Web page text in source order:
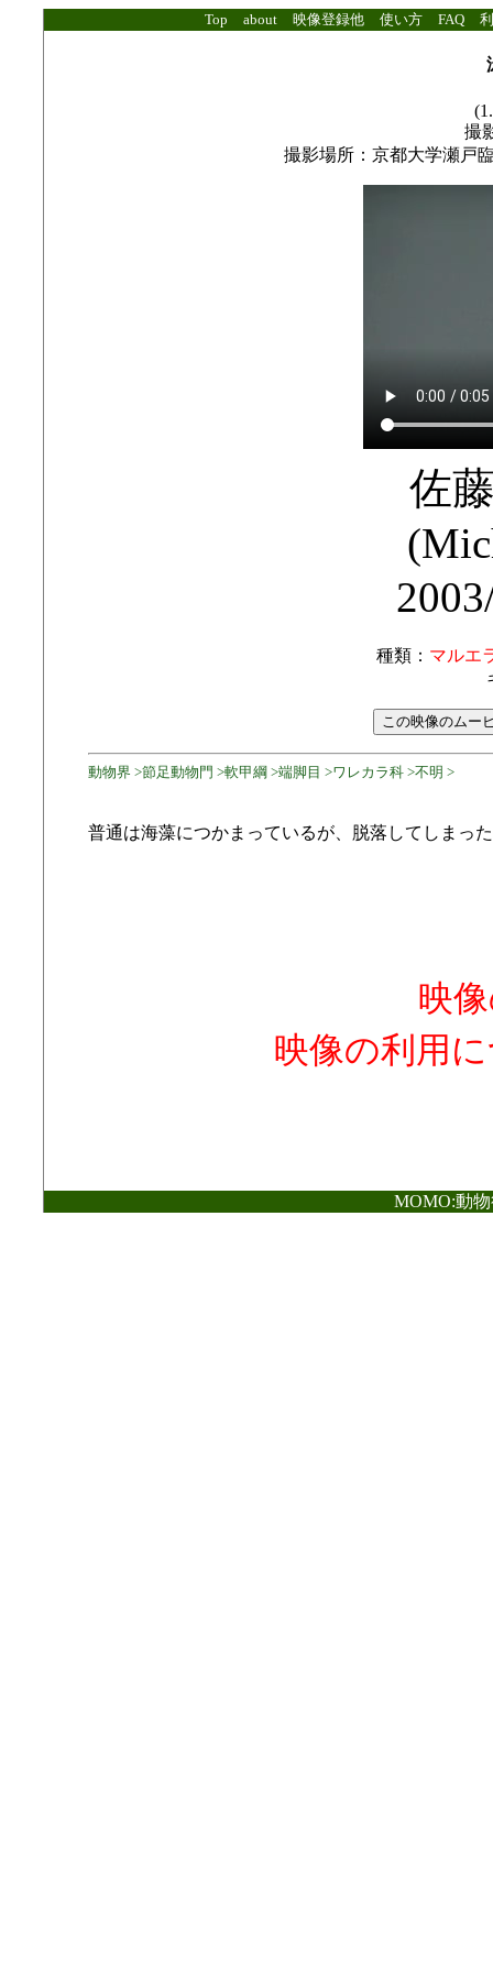
Top about 映像登録他 使い方 FAQ
撮
撮影場所：京都大学瀬戸
佐
種類： マルエ
動物界 >節足動物門 >軟甲綱 >端脚目 >ワレカラ科 >不明 >
普通は海藻につかまっているが、脱落してしまっ
映
映像の利用
MOMO:動